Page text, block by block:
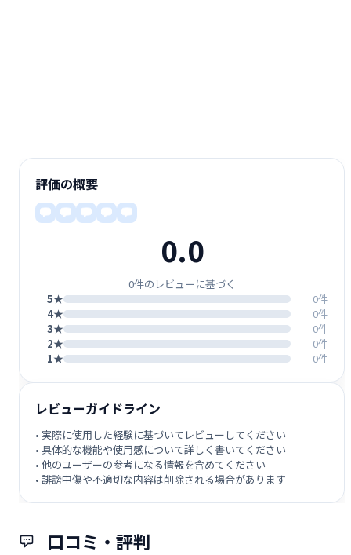
口コミ・評判
評価の概要
0.0
0件のレビューに基づく
5★
0件
4★
0件
3★
0件
2★
0件
1★
0件
レビューガイドライン
• 実際に使用した経験に基づいてレビューしてください
• 具体的な機能や使用感について詳しく書いてください
• 他のユーザーの参考になる情報を含めてください
• 誹謗中傷や不適切な内容は削除される場合があります